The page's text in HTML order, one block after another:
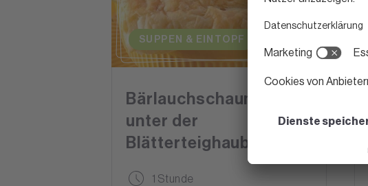
SUPPEN & EINTOPF
Bärlauchschaumsüppchen
unter der
Blätterteighaube
1 Stunde